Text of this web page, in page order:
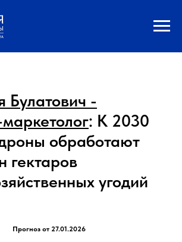
Булатович -
: К 2030
обработают
гектаров
угодий
Прогноз от 27.01.2026